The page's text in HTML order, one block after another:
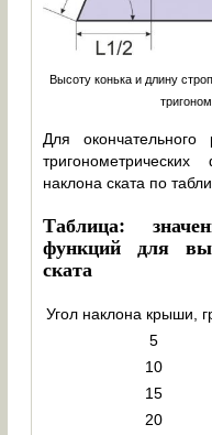
Высоту конька и длину
Для окончательного
наклона ската по
Таблица:
функций для
ската
Угол наклона крыши,
5
10
15
20